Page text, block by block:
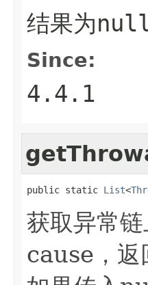
结果为
Since:
4.4.1
public static List<
获取异常
cause，返